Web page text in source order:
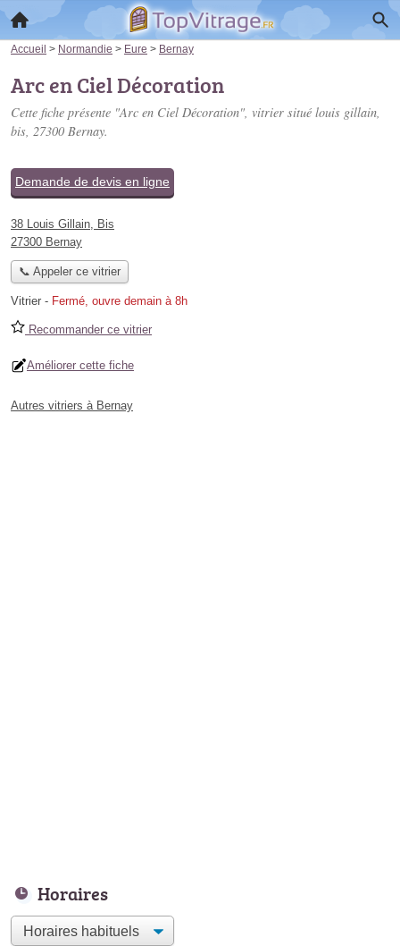
Accueil > Normandie > Eure > Bernay
Arc en Ciel Décoration
Cette fiche présente "Arc en Ciel Décoration", vitrier situé louis gillain,
bis, 27300 Bernay.
Demande de devis en ligne
38 Louis Gillain, Bis
27300 Bernay
📞 Appeler ce vitrier
Vitrier - Fermé, ouvre demain à 8h
Recommander ce vitrier
Améliorer cette fiche
Autres vitriers à Bernay
Horaires